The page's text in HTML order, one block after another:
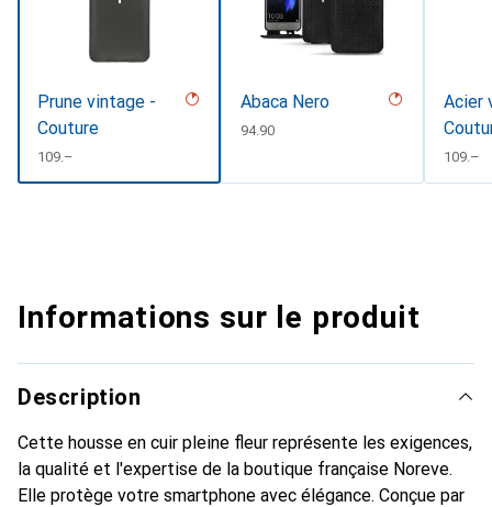
Prune vintage -
Couture
CHF
109.–
Abaca Nero
CHF
94.90
Acier
CHF
109.–
Informations sur le produit
Description
Cette housse en cuir pleine fleur représente les exigences,
la qualité et l'expertise de la boutique française Noreve.
Elle protège votre smartphone avec élégance. Conçue par